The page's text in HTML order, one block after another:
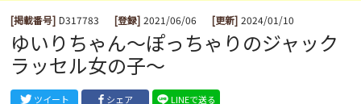
[掲載番号] D317783 [登録] 2021/06/06 [更新] 2024/01/10
ゆいりちゃん～ぽっちゃりのジャック
ラッセル女の子～
ツイート シェア LINEで送る